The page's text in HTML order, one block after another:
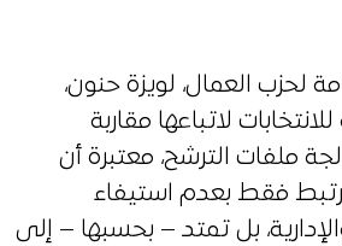
لحزب العمال، لويزة حنون،
لاتباعها مقاربة
ملفات الترشح، معتبرة أن
فقط بعدم استيفاء
بل تمتد – بحسبها – إلى